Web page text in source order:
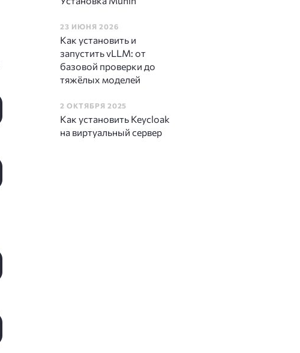
23 ИЮНЯ 2026
Как установить и
запустить vLLM: от
базовой проверки до
тяжёлых моделей
2 ОКТЯБРЯ 2025
Как установить Keycloak
на виртуальный сервер